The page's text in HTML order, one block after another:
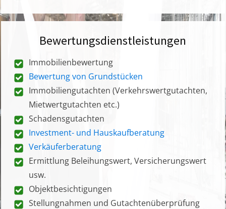
Bewertungsdienstleistungen
Immobilienbewertung
Bewertung von Grundstücken
Immobiliengutachten (Verkehrswertgutachten,
Mietwertgutachten etc.)
Schadensgutachten
Investment- und Hauskaufberatung
Verkäuferberatung
Ermittlung Beleihungswert, Versicherungswert
usw.
Objektbesichtigungen
Stellungnahmen und Gutachtenüberprüfung